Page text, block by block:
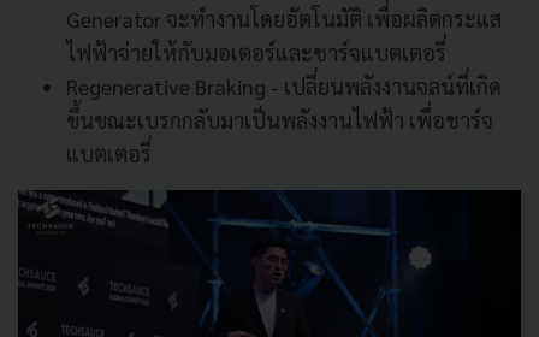
Generator จะทำงานโดยอัตโนมัติ เพื่อผลิตกระแส
ไฟฟ้าจ่ายให้กับมอเตอร์และชาร์จแบตเตอรี่
Regenerative Braking - เปลี่ยนพลังงานจลน์ที่เกิด
ขึ้นขณะเบรกกลับมาเป็นพลังงานไฟฟ้า เพื่อชาร์จ
แบตเตอรี่